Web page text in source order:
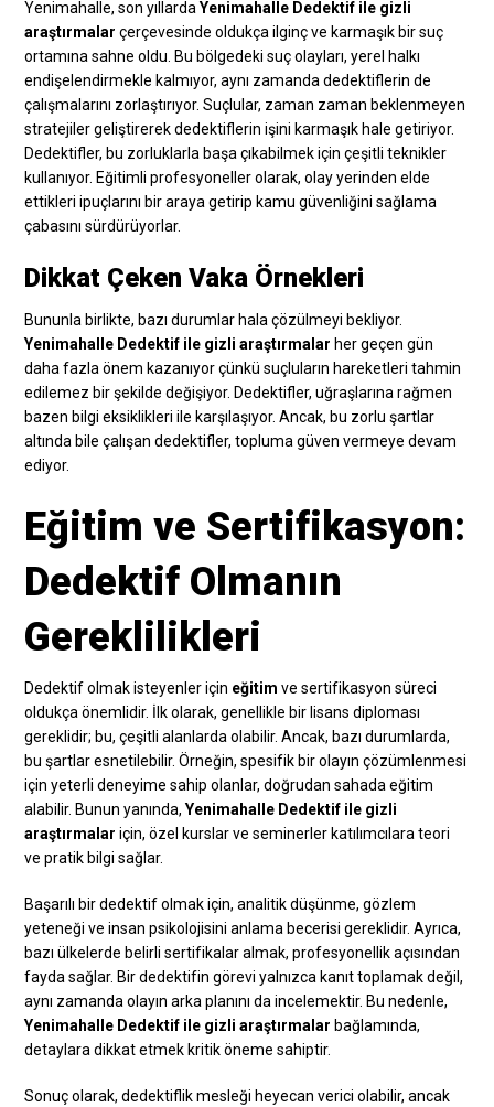
Yenimahalle, son yıllardaYenimahalle Dedektif ile gizli
araştırmalar çerçevesinde oldukça ilginç ve karmaşık bir suç
ortamına sahne oldu. Bu bölgedeki suç olayları, yerel halkı
endişelendirmekle kalmıyor, aynı zamanda dedektiflerin de
çalışmalarını zorlaştırıyor. Suçlular, zaman zaman beklenmeyen
stratejiler geliştirerek dedektiflerin işini karmaşık hale getiriyor.
Dedektifler, bu zorluklarla başa çıkabilmek için çeşitli teknikler
kullanıyor. Eğitimli profesyoneller olarak, olay yerinden elde
ettikleri ipuçlarını bir araya getirip kamu güvenliğini sağlama
çabasını sürdürüyorlar.
Dikkat Çeken Vaka Örnekleri
Bununla birlikte, bazı durumlar hala çözülmeyi bekliyor.
Yenimahalle Dedektif ile gizli araştırmalar her geçen gün
daha fazla önem kazanıyor çünkü suçluların hareketleri tahmin
edilemez bir şekilde değişiyor. Dedektifler, uğraşlarına rağmen
bazen bilgi eksiklikleri ile karşılaşıyor. Ancak, bu zorlu şartlar
altında bile çalışan dedektifler, topluma güven vermeye devam
ediyor.
Eğitim ve Sertifikasyon:
Dedektif Olmanın
Gereklilikleri
Dedektif olmak isteyenler için eğitim ve sertifikasyon süreci
oldukça önemlidir. İlk olarak, genellikle bir lisans diploması
gereklidir; bu, çeşitli alanlarda olabilir. Ancak, bazı durumlarda,
bu şartlar esnetilebilir. Örneğin, spesifik bir olayın çözümlenmesi
için yeterli deneyime sahip olanlar, doğrudan sahada eğitim
alabilir. Bunun yanında,Yenimahalle Dedektif ile gizli
araştırmalar için, özel kurslar ve seminerler katılımcılara teori
ve pratik bilgi sağlar.
Başarılı bir dedektif olmak için, analitik düşünme, gözlem
yeteneği ve insan psikolojisini anlama becerisi gereklidir. Ayrıca,
bazı ülkelerde belirli sertifikalar almak, profesyonellik açısından
fayda sağlar. Bir dedektifin görevi yalnızca kanıt toplamak değil,
aynı zamanda olayın arka planını da incelemektir. Bu nedenle,
Yenimahalle Dedektif ile gizli araştırmalar bağlamında,
detaylara dikkat etmek kritik öneme sahiptir.
Sonuç olarak, dedektiflik mesleği heyecan verici olabilir, ancak